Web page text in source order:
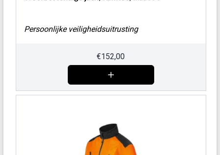
Persoonlijke veiligheidsuitrusting
€152,00